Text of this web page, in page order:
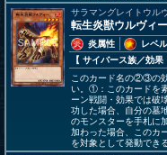
サラマングレイトウル
転生炎獣ウルヴィー
炎属性
レベ
【 サイバース族／効果
このカード名の②③の
い。①：このカードを
ーン戦闘・効果では破
功した場合、自分の墓
のモンスターを手札に
加わった場合、このカ
を対象として発動でき